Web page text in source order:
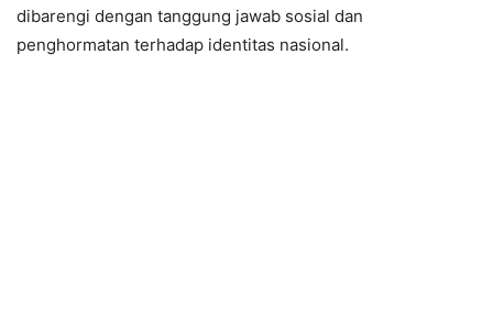
dibarengi dengan tanggung jawab sosial dan
penghormatan terhadap identitas nasional.